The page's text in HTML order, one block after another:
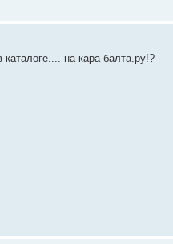
на кара-балта.ру!?